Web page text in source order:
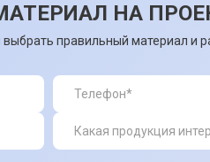
НА
правильный материал и